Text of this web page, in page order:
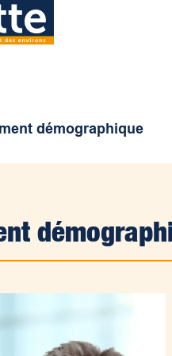
démographique